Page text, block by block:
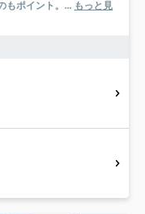
もポイント。... もっと見